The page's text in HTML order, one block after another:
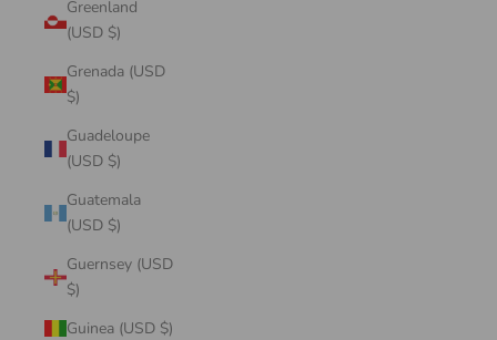
Greenland
(USD $)
Grenada (USD
$)
Guadeloupe
(USD $)
Guatemala
(USD $)
Guernsey (USD
$)
Guinea (USD $)